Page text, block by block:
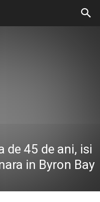
de 45 de ani, isi
in Byron Bay